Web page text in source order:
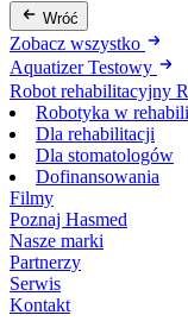
Wróć
Zobacz wszystko
Aquatizer Testowy
Robot rehabilitacyjny
Robotyka w
Dla rehabilitacji
Dla stomatologów
Dofinansowania
Filmy
Poznaj Hasmed
Nasze marki
Partnerzy
Serwis
Kontakt